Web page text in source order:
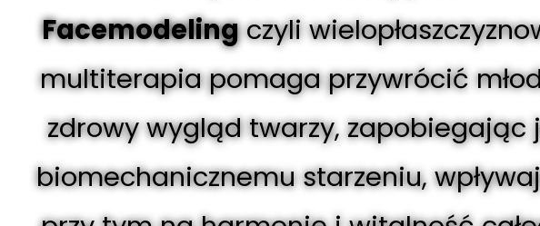
Facemodelingczyli
multiterapia pomaga przywrócić
zdrowy wygląd twarzy, zapobiegając
biomechanicznemu starzeniu,